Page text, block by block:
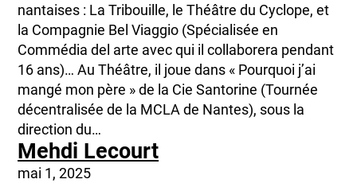
nantaises : La Tribouille, le Théâtre du Cyclope, et
la Compagnie Bel Viaggio (Spécialisée en
Commédia del arte avec qui il collaborera pendant
16 ans)… Au Théâtre, il joue dans « Pourquoi j’ai
mangé mon père » de la Cie Santorine (Tournée
décentralisée de la MCLA de Nantes), sous la
direction du…
Mehdi Lecourt
mai 1, 2025